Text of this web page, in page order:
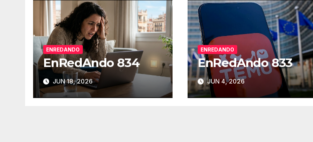
ENREDANDO
EnRedAndo 834
JUN 18, 2026
ENREDANDO
EnRedAndo 833
JUN 4, 2026